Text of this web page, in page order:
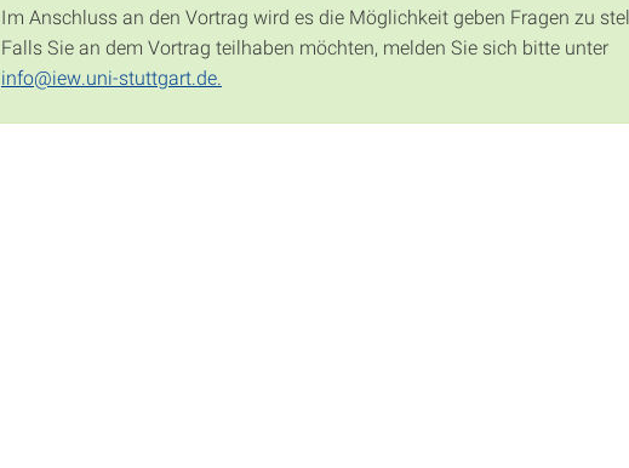
Im Anschluss an den Vortrag wird es die Möglichkeit geben Fragen zu
Falls Sie an dem Vortrag teilhaben möchten, melden Sie sich bitte unter
info@iew.uni-stuttgart.de.